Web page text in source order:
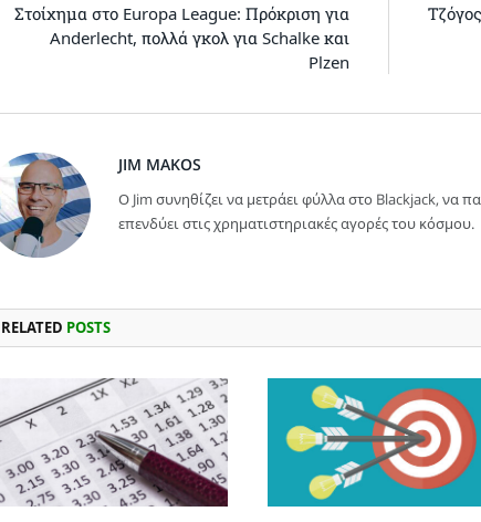
Στοίχημα στο Europa League: Πρόκριση για
Anderlecht, πολλά γκολ για Schalke και
Plzen
JIM MAKOS
Ο Jim συνηθίζει να μετράει φύλλα στο Blackjack, να
επενδύει στις χρηματιστηριακές αγορές του κόσμου.
RELATED POSTS